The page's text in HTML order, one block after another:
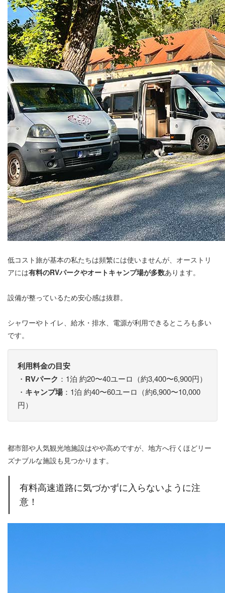
低コスト旅が基本の私たちは頻繁には使いませんが、オーストリ
アには有料のRVパークやオートキャンプ場が多数あります。
設備が整っているため安心感は抜群。
シャワーやトイレ、給水・排水、電源が利用できるところも多い
です。
利用料金の目安
・ RVパーク ：1泊 約20〜40ユーロ（約3,400〜6,900円）
・ キャンプ場 ：1泊 約40〜60ユーロ（約6,900〜10,000
円）
都市部や人気観光地施設はやや高めですが、地方へ行くほどリー
ズナブルな施設も見つかります。
有料高速道路に気づかずに入らないように注
意！